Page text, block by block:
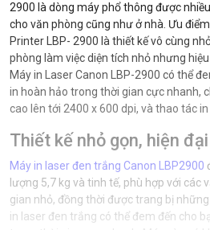
2900 là dòng máy phổ thông được
cho văn phòng cũng như ở nhà. Ưu
Printer LBP- 2900 là thiết kế vô cùng
phòng làm việc diện tích nhỏ nhưng
Máy in Laser Canon LBP-2900 có thể
in hoàn hảo trong thời gian cực nhanh,
cao lên tới 2400 x 600 dpi, và thao tác
Thiết kế nhỏ gọn, hiện đại
Máy in laser đen trắng Canon LBP2900
lượng 5,7 kg và tinh tế, phù hợp với các
gian nhỏ, đồng thời được trang bị
in laser đen trắng có thể đem đến cho